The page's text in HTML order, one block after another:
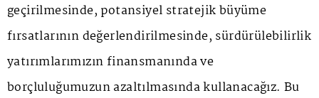
geçirilmesinde, potansiyel stratejik büyüme
fırsatlarının değerlendirilmesinde, sürdürülebilirlik
yatırımlarımızın finansmanında ve
borçluluğumuzun azaltılmasında kullanacağız. Bu